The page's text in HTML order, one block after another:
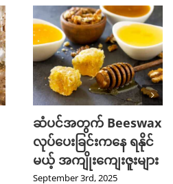
ဆံပင်အတွက် Beeswax
လုပ်ပေးခြင်းကနေ ရနိုင်
မယ့် အကျိုးကျေးဇူးများ
September 3rd, 2025